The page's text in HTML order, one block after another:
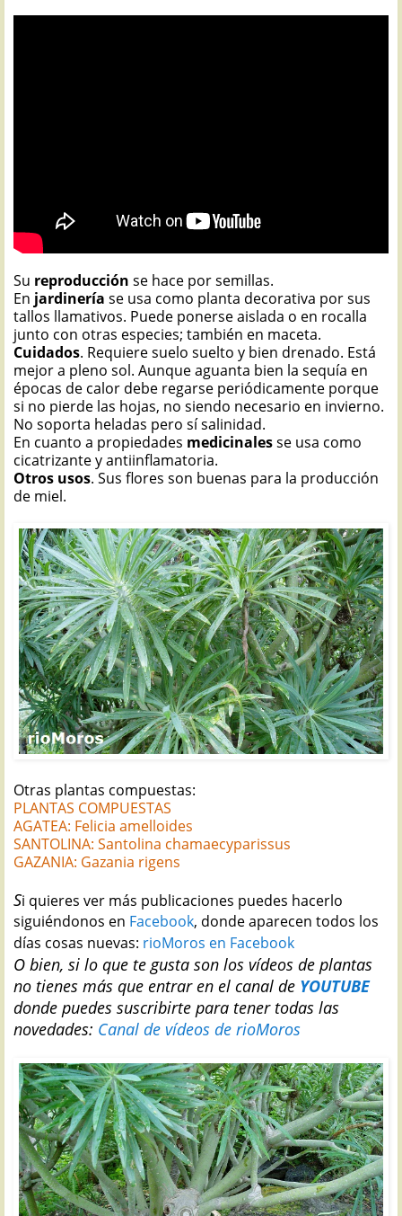
Su reproducción se hace por semillas.
En jardinería se usa como planta decorativa por sus
tallos llamativos. Puede ponerse aislada o en rocalla
junto con otras especies; también en maceta.
Cuidados. Requiere suelo suelto y bien drenado. Está
mejor a pleno sol. Aunque aguanta bien la sequía en
épocas de calor debe regarse periódicamente porque
si no pierde las hojas, no siendo necesario en invierno.
No soporta heladas pero sí salinidad.
En cuanto a propiedades medicinalesse usa como
cicatrizante y antiinflamatoria.
Otros usos. Sus flores son buenas para la producción
de miel.
Otras plantas compuestas:
PLANTAS COMPUESTAS
AGATEA: Felicia amelloides
SANTOLINA: Santolina chamaecyparissus
GAZANIA: Gazania rigens
Si quieres ver más publicaciones puedes hacerlo
siguiéndonos en Facebook, donde aparecen todos los
días cosas nuevas: rioMoros en Facebook
O bien, si lo que te gusta son los vídeos de plantas
no tienes más que entrar en el canal de YOUTUBE
donde puedes suscribirte para tener todas las
novedades: Canal de vídeos de rioMoros